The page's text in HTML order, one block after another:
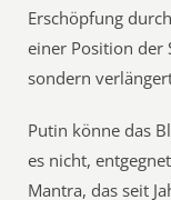
Erschöpfung
einer Position der
sondern
Putin könne das
es nicht,
Mantra, das seit